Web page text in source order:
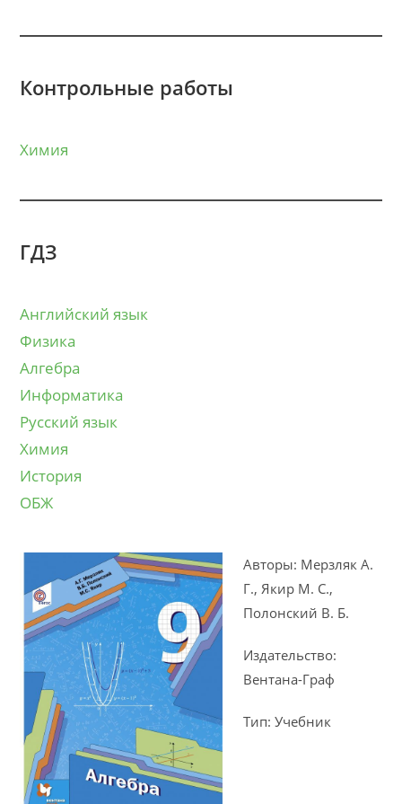
Контрольные работы
Химия
ГДЗ
Английский язык
Физика
Алгебра
Информатика
Русский язык
Химия
История
ОБЖ
Авторы: Мерзляк А.
Г., Якир М. С.,
Полонский В. Б.
Издательство:
Вентана-Граф
Тип: Учебник